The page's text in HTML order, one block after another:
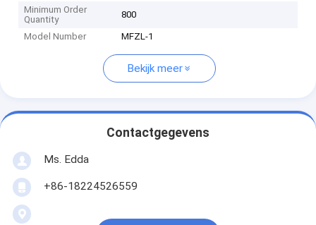
Minimum Order
Quantity
800
Model Number MFZL-1
Bekijk meer
Contactgegevens
Ms. Edda
+86-18224526559